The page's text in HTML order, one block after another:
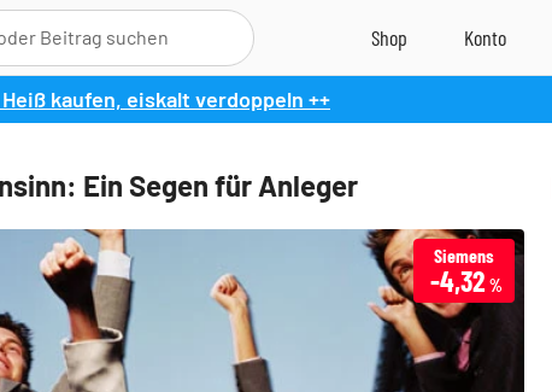
Heiß kaufen, eiskalt verdoppeln ++
Ein Segen für Anleger
Siemens
-4,32%